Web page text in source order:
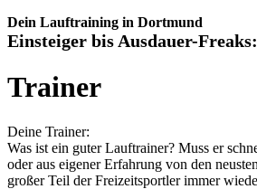
Dein Lauftraining in Dortmund
Einsteiger bis Ausdauer-
Trainer
Deine Trainer:
Was ist ein guter Lauftrainer? Muss er
oder aus eigener Erfahrung von den
großer Teil der Freizeitsportler immer